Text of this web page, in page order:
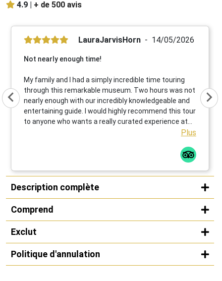
4.9 | + de 500 avis
LauraJarvisHorn 14/05/2026
Not nearly enough time!
My family and I had a simply incredible time touring
through this remarkable museum. Two hours was not
nearly enough with our incredibly knowledgeable and
entertaining guide. I would highly recommend this tour
to anyone who wants a really curated experience at
Plus
Description complète
Comprend
Exclut
Politique d'annulation